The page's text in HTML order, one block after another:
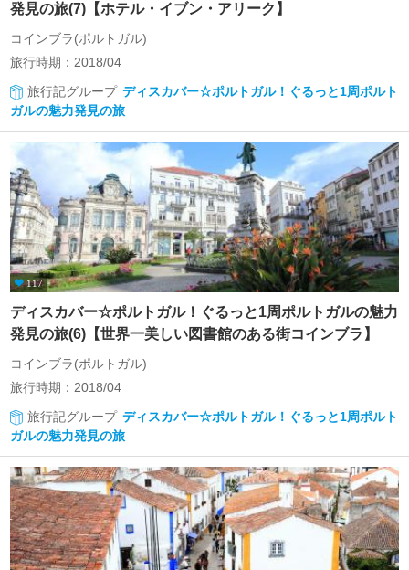
発見の旅(7)【ホテル・イブン・アリーク】
コインブラ(ポルトガル)
旅行時期：2018/04
旅行記グループ ディスカバー☆ポルトガル！ぐるっと1周ポルト
ガルの魅力発見の旅
117
ディスカバー☆ポルトガル！ぐるっと1周ポルトガルの魅力
発見の旅(6)【世界一美しい図書館のある街コインブラ】
コインブラ(ポルトガル)
旅行時期：2018/04
旅行記グループ ディスカバー☆ポルトガル！ぐるっと1周ポルト
ガルの魅力発見の旅